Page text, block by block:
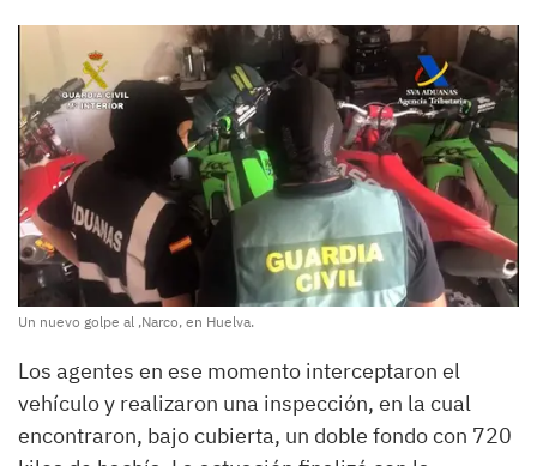
Un nuevo golpe al ,Narco, en Huelva.
Los agentes en ese momento interceptaron el
vehículo y realizaron una inspección, en la cual
encontraron, bajo cubierta, un doble fondo con 720